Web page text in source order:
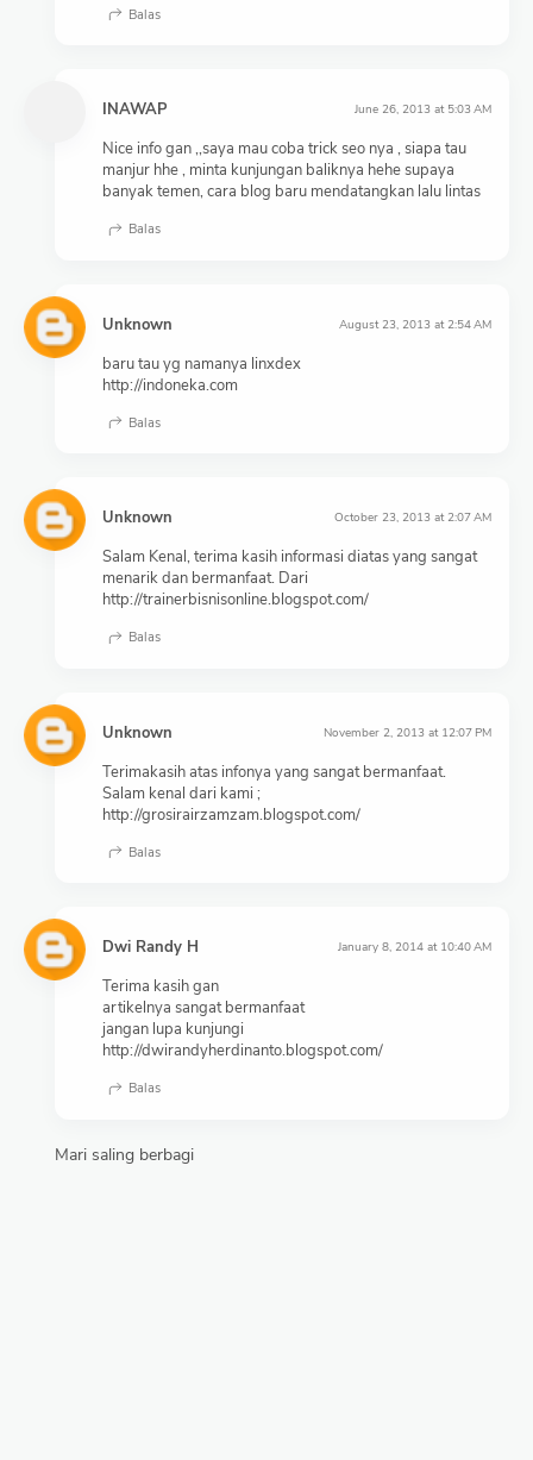
Balas
INAWAP June 26, 2013 at 5:03 AM
Nice info gan ,,saya mau coba trick seo nya , siapa tau
manjur hhe , minta kunjungan baliknya hehe supaya
banyak temen, cara blog baru mendatangkan lalu lintas
Balas
Unknown August 23, 2013 at 2:54 AM
baru tau yg namanya linxdex
http://indoneka.com
Balas
Unknown October 23, 2013 at 2:07 AM
Salam Kenal, terima kasih informasi diatas yang sangat
menarik dan bermanfaat. Dari
http://trainerbisnisonline.blogspot.com/
Balas
Unknown November 2, 2013 at 12:07 PM
Terimakasih atas infonya yang sangat bermanfaat.
Salam kenal dari kami ;
http://grosirairzamzam.blogspot.com/
Balas
Dwi Randy H January 8, 2014 at 10:40 AM
Terima kasih gan
artikelnya sangat bermanfaat
jangan lupa kunjungi
http://dwirandyherdinanto.blogspot.com/
Balas
Mari saling berbagi